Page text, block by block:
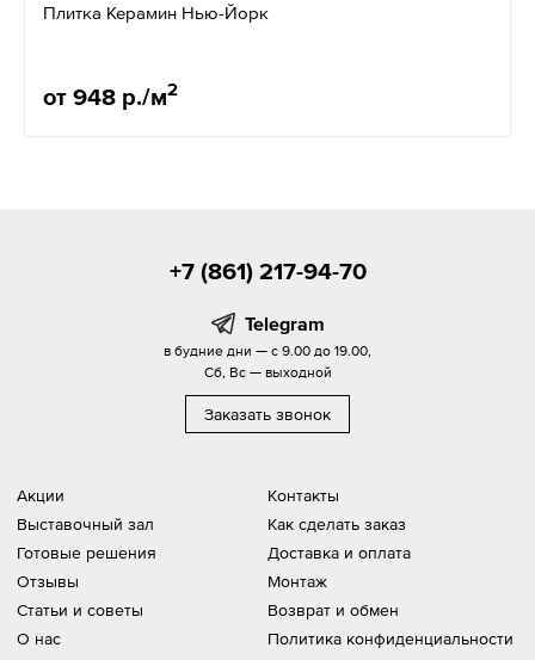
Плитка Керамин Нью-Йорк
от 948 р./м2
Акции
Выставочный зал
Готовые решения
Отзывы
Статьи и советы
О нас
Контакты
Как сделать заказ
Доставка и оплата
Монтаж
Возврат и обмен
Политика конфиденциальности
+7 (861) 217-94-70
Telegram
в будние дни — с 9.00 до 19.00,
Сб, Вс — выходной
Заказать звонок